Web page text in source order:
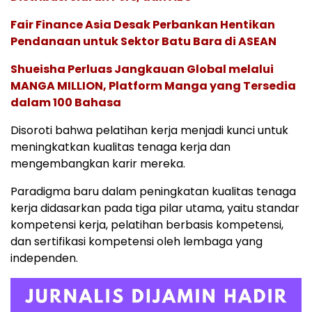
Fair Finance Asia Desak Perbankan Hentikan
Pendanaan untuk Sektor Batu Bara di ASEAN
Shueisha Perluas Jangkauan Global melalui
MANGA MILLION, Platform Manga yang Tersedia
dalam 100 Bahasa
Disoroti bahwa pelatihan kerja menjadi kunci untuk
meningkatkan kualitas tenaga kerja dan
mengembangkan karir mereka.
Paradigma baru dalam peningkatan kualitas tenaga
kerja didasarkan pada tiga pilar utama, yaitu standar
kompetensi kerja, pelatihan berbasis kompetensi,
dan sertifikasi kompetensi oleh lembaga yang
independen.